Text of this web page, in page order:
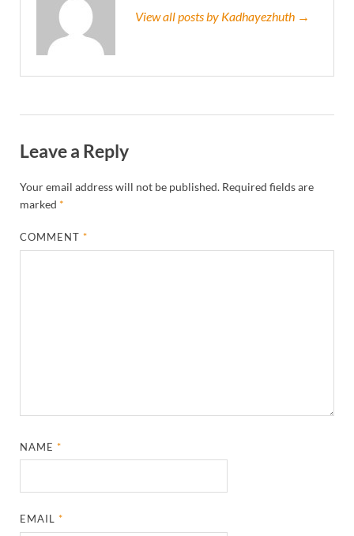
View all posts by Kadhayezhuth →
Leave a Reply
Your email address will not be published. Required fields are
marked *
COMMENT*
NAME*
EMAIL*